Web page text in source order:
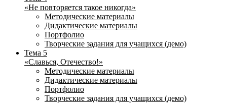
«Не повторяется такое никогда»
Методические материалы
Дидактические материалы
Портфолио
Творческие задания для учащихся (демо)
Тема 5
«Славься, Отечество!»
Методические материалы
Дидактические материалы
Портфолио
Творческие задания для учащихся (демо)